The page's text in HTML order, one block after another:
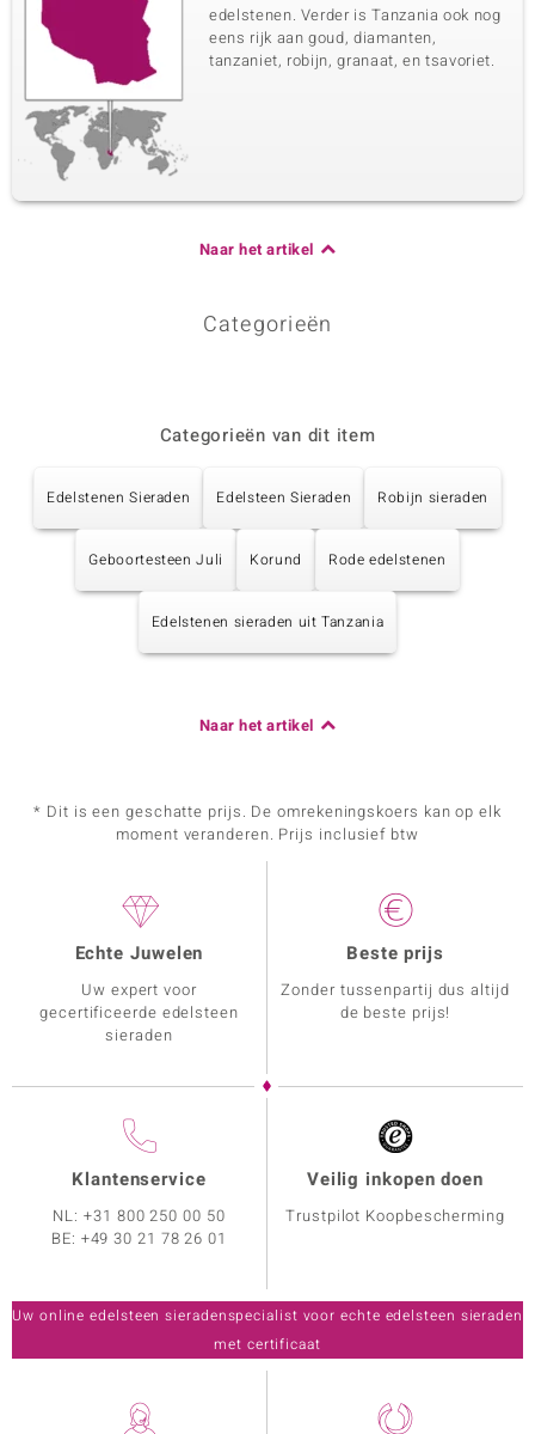
edelstenen. Verder is Tanzania ook nog
eens rijk aan goud, diamanten,
tanzaniet, robijn, granaat, en tsavoriet.
Naar het artikel
Categorieën
Categorieën van dit item
Edelstenen Sieraden Edelsteen Sieraden Robijn sieraden
Geboortesteen Juli Korund Rode edelstenen
Edelstenen sieraden uit Tanzania
Naar het artikel
* Dit is een geschatte prijs. De omrekeningskoers kan op elk
moment veranderen. Prijs inclusief btw
Echte Juwelen
Uw expert voor
gecertificeerde edelsteen
sieraden
Beste prijs
Zonder tussenpartij dus altijd
de beste prijs!
Klantenservice
NL:+31 800 250 00 50
BE: +49 30 21 78 26 01
Veilig inkopen doen
Trustpilot Koopbescherming
Uw online edelsteen sieradenspecialist voor echte edelsteen sieraden
met certificaat